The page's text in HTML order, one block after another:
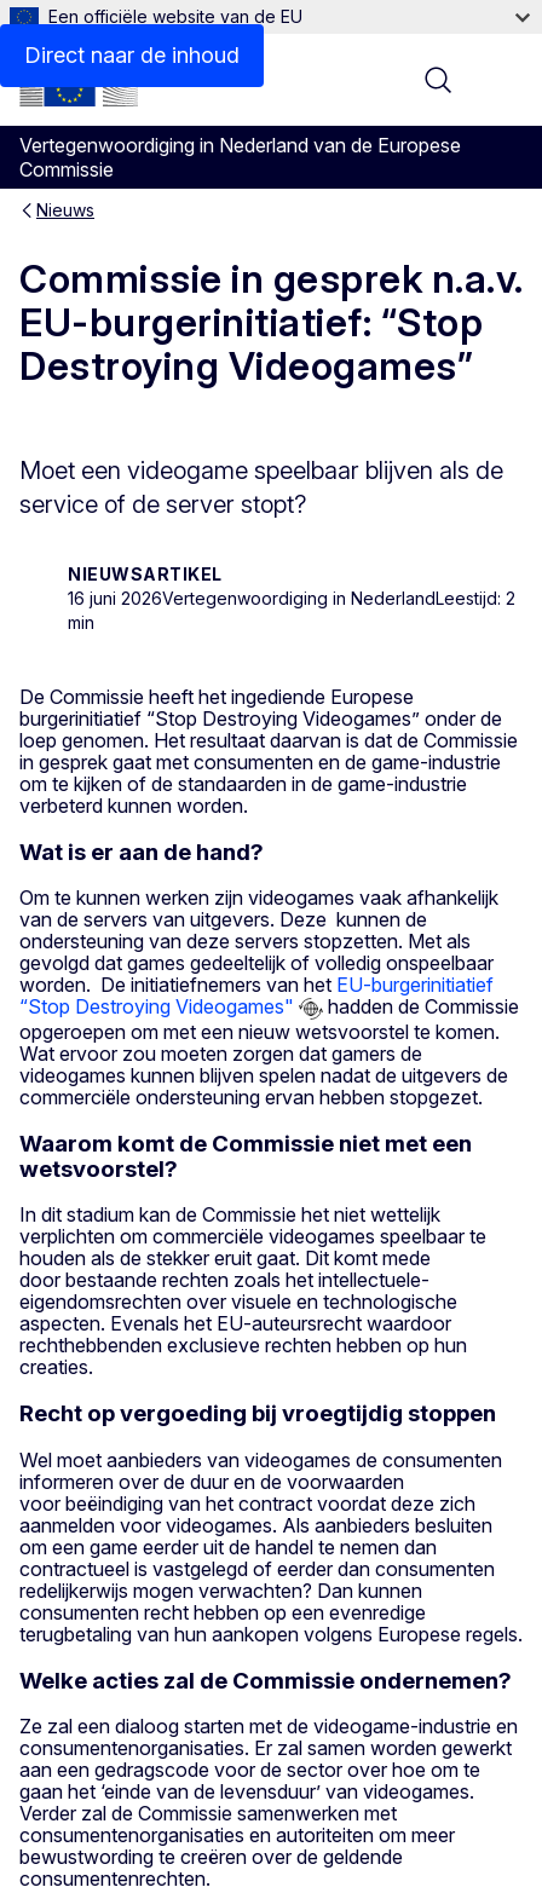
Direct naar de inhoud
Een officiële website van de EU
Vertegenwoordiging in Nederland van de Europese
Commissie
Menu
Nieuws
Commissie in gesprek n.a.v.
EU-burgerinitiatief: “Stop
Destroying Videogames”
Moet een videogame speelbaar blijven als de
service of de server stopt?
NIEUWSARTIKEL
16 juni 2026Vertegenwoordiging in NederlandLeestijd: 2
min
De Commissie heeft het ingediende Europese
burgerinitiatief “Stop Destroying Videogames” onder de
loep genomen. Het resultaat daarvan is dat de Commissie
in gesprek gaat met consumenten en de game-industrie
om te kijken of de standaarden in de game-industrie
verbeterd kunnen worden.
Wat is er aan de hand?
Om te kunnen werken zijn videogames vaak afhankelijk
van de servers van uitgevers. Deze kunnen de
ondersteuning van deze servers stopzetten. Met als
gevolgd dat games gedeeltelijk of volledig onspeelbaar
worden. De initiatiefnemers van het EU-burgerinitiatief
“Stop Destroying Videogames"
hadden de Commissie
opgeroepen om met een nieuw wetsvoorstel te komen.
Wat ervoor zou moeten zorgen dat gamers de
videogames kunnen blijven spelen nadat de uitgevers de
commerciële ondersteuning ervan hebben stopgezet.
Waarom komt de Commissie niet met een
wetsvoorstel?
In dit stadium kan de Commissie het niet wettelijk
verplichten om commerciële videogames speelbaar te
houden als de stekker eruit gaat. Dit komt mede
door bestaande rechten zoals het intellectuele-
eigendomsrechten over visuele en technologische
aspecten. Evenals het EU-auteursrecht waardoor
rechthebbenden exclusieve rechten hebben op hun
creaties.
Recht op vergoeding bij vroegtijdig stoppen
Wel moet aanbieders van videogames de consumenten
informeren over de duur en de voorwaarden
voor beëindiging van het contract voordat deze zich
aanmelden voor videogames. Als aanbieders besluiten
om een game eerder uit de handel te nemen dan
contractueel is vastgelegd of eerder dan consumenten
redelijkerwijs mogen verwachten? Dan kunnen
consumenten recht hebben op een evenredige
terugbetaling van hun aankopen volgens Europese regels.
Welke acties zal de Commissie ondernemen?
Ze zal een dialoog starten met de videogame-industrie en
consumentenorganisaties. Er zal samen worden gewerkt
aan een gedragscode voor de sector over hoe om te
gaan het ‘einde van de levensduur’ van videogames.
Verder zal de Commissie samenwerken met
consumentenorganisaties en autoriteiten om meer
bewustwording te creëren over de geldende
consumentenrechten.